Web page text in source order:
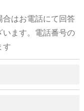
はお電話にて回答
います。電話番号の
す